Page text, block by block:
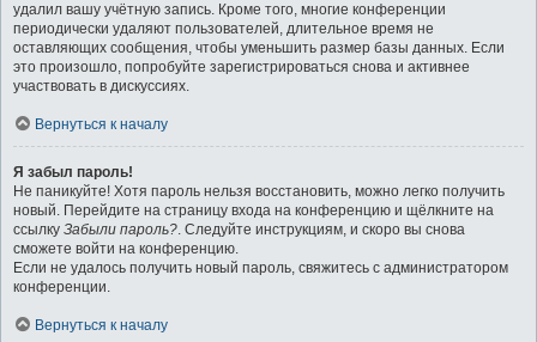
удалил вашу учётную запись. Кроме того, многие конференции
периодически удаляют пользователей, длительное время не
оставляющих сообщения, чтобы уменьшить размер базы данных. Если
это произошло, попробуйте зарегистрироваться снова и активнее
участвовать в дискуссиях.
Вернуться к началу
Я забыл пароль!
Не паникуйте! Хотя пароль нельзя восстановить, можно легко получить
новый. Перейдите на страницу входа на конференцию и щёлкните на
ссылку Забыли пароль?. Следуйте инструкциям, и скоро вы снова
сможете войти на конференцию.
Если не удалось получить новый пароль, свяжитесь с администратором
конференции.
Вернуться к началу